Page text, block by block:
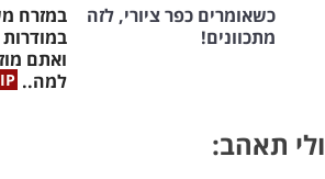
כשאומרים כפר ציורי, לזה
מתכוונים!
במזרח
ואתם
למה..
תאהב: